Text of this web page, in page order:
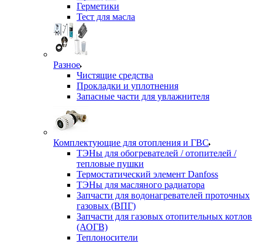
Герметики
Тест для масла
Разное
Чистящие средства
Прокладки и уплотнения
Запасные части для увлажнителя
Комплектующие для отопления и ГВС
ТЭНы для обогревателей / отопителей /
тепловые пушки
Термостатический элемент Danfoss
ТЭНы для масляного радиатора
Запчасти для водонагревателей проточных
газовых (ВПГ)
Запчасти для газовых отопительных котлов
(АОГВ)
Теплоносители